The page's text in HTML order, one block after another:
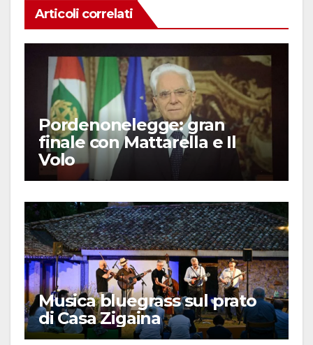
Articoli correlati
Pordenonelegge: gran
finale con Mattarella e Il
Volo
Musica bluegrass sul prato
di Casa Zigaina